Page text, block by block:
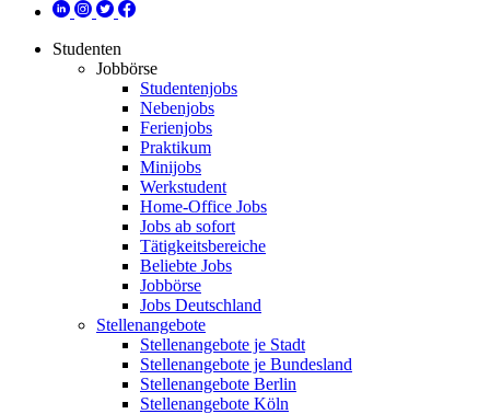
Studenten
Jobbörse
Studentenjobs
Nebenjobs
Ferienjobs
Praktikum
Minijobs
Werkstudent
Home-Office Jobs
Jobs ab sofort
Tätigkeitsbereiche
Beliebte Jobs
Jobbörse
Jobs Deutschland
Stellenangebote
Stellenangebote je Stadt
Stellenangebote je Bundesland
Stellenangebote Berlin
Stellenangebote Köln